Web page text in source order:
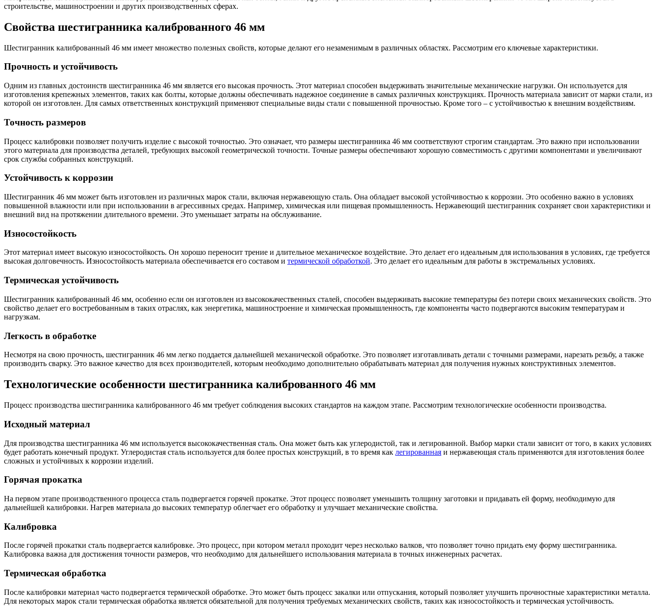
строительстве, машиностроении и других производственных сферах.
Свойства шестигранника калиброванного 46 мм
Шестигранник калиброванный 46 мм имеет множество полезных свойств, которые делают его незаменимым в различных областях. Рассмотрим его ключевые характеристики.
Прочность и устойчивость
Одним из главных достоинств шестигранника 46 мм является его высокая прочность. Этот материал способен выдерживать значительные механические нагрузки. Он используется для
изготовления крепежных элементов, таких как болты, которые должны обеспечивать надежное соединение в самых различных конструкциях. Прочность материала зависит от марки стали, из
которой он изготовлен. Для самых ответственных конструкций применяют специальные виды стали с повышенной прочностью. Кроме того – с устойчивостью к внешним воздействиям.
Точность размеров
Процесс калибровки позволяет получить изделие с высокой точностью. Это означает, что размеры шестигранника 46 мм соответствуют строгим стандартам. Это важно при использовании
этого материала для производства деталей, требующих высокой геометрической точности. Точные размеры обеспечивают хорошую совместимость с другими компонентами и увеличивают
срок службы собранных конструкций.
Устойчивость к коррозии
Шестигранник 46 мм может быть изготовлен из различных марок стали, включая нержавеющую сталь. Она обладает высокой устойчивостью к коррозии. Это особенно важно в условиях
повышенной влажности или при использовании в агрессивных средах. Например, химическая или пищевая промышленность. Нержавеющий шестигранник сохраняет свои характеристики и
внешний вид на протяжении длительного времени. Это уменьшает затраты на обслуживание.
Износостойкость
Этот материал имеет высокую износостойкость. Он хорошо переносит трение и длительное механическое воздействие. Это делает его идеальным для использования в условиях, где требуется
высокая долговечность. Износостойкость материала обеспечивается его составом и термической обработкой. Это делает его идеальным для работы в экстремальных условиях.
Термическая устойчивость
Шестигранник калиброванный 46 мм, особенно если он изготовлен из высококачественных сталей, способен выдерживать высокие температуры без потери своих механических свойств. Это
свойство делает его востребованным в таких отраслях, как энергетика, машиностроение и химическая промышленность, где компоненты часто подвергаются высоким температурам и
нагрузкам.
Легкость в обработке
Несмотря на свою прочность, шестигранник 46 мм легко поддается дальнейшей механической обработке. Это позволяет изготавливать детали с точными размерами, нарезать резьбу, а также
производить сварку. Это важное качество для всех производителей, которым необходимо дополнительно обрабатывать материал для получения нужных конструктивных элементов.
Технологические особенности шестигранника калиброванного 46 мм
Процесс производства шестигранника калиброванного 46 мм требует соблюдения высоких стандартов на каждом этапе. Рассмотрим технологические особенности производства.
Исходный материал
Для производства шестигранника 46 мм используется высококачественная сталь. Она может быть как углеродистой, так и легированной. Выбор марки стали зависит от того, в каких условиях
будет работать конечный продукт. Углеродистая сталь используется для более простых конструкций, в то время как легированная и нержавеющая сталь применяются для изготовления более
сложных и устойчивых к коррозии изделий.
Горячая прокатка
На первом этапе производственного процесса сталь подвергается горячей прокатке. Этот процесс позволяет уменьшить толщину заготовки и придавать ей форму, необходимую для
дальнейшей калибровки. Нагрев материала до высоких температур облегчает его обработку и улучшает механические свойства.
Калибровка
После горячей прокатки сталь подвергается калибровке. Это процесс, при котором металл проходит через несколько валков, что позволяет точно придать ему форму шестигранника.
Калибровка важна для достижения точности размеров, что необходимо для дальнейшего использования материала в точных инженерных расчетах.
Термическая обработка
После калибровки материал часто подвергается термической обработке. Это может быть процесс закалки или отпускания, который позволяет улучшить прочностные характеристики металла.
Для некоторых марок стали термическая обработка является обязательной для получения требуемых механических свойств, таких как износостойкость и термическая устойчивость.